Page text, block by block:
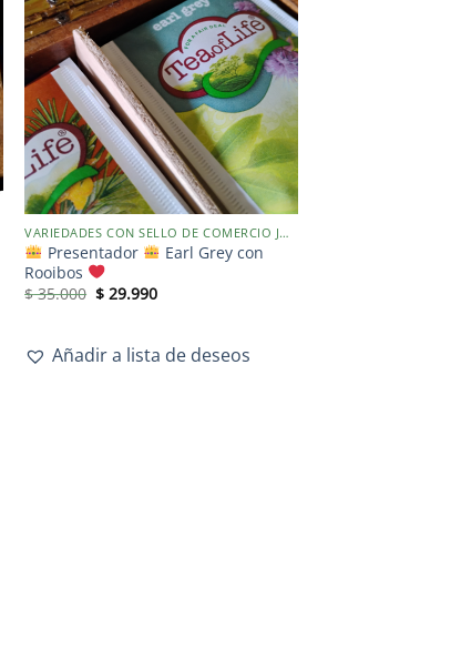
VARIEDADES CON SELLO DE COMERCIO JUSTO
Presentador
Earl Grey con
Rooibos
$35.000 $ 29.990
Añadir a lista de deseos